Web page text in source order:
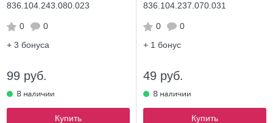
836.104.243.080.023
0
0
+ 3 бонуса
99 руб.
Купить
836.104.237.070.031
0
0
+ 1 бонус
49 руб.
Купить